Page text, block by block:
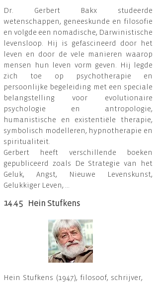
Dr. Gerbert Bakx studeerde
wetenschappen, geneeskunde en filosofie
en volgde een nomadische, Darwinistische
levensloop. Hij is gefascineerd door het
leven en door de vele manieren waarop
mensen hun leven vorm geven. Hij legde
zich toe op psychotherapie en
persoonlijke begeleiding met een spe­ciale
belangstelling voor evolutionaire
psychologie en antropologie,
humanistische en existentiële therapie,
symbolisch modelleren, hypnotherapie en
spiritualiteit.
Gerbert heeft verschillende boeken
gepubliceerd zoals De Strategie van het
Geluk, Angst, Nieuwe Levenskunst,
Gelukkiger Leven, ...
14.45 Hein Stufkens
Hein Stufkens (1947), filosoof, schrijver,